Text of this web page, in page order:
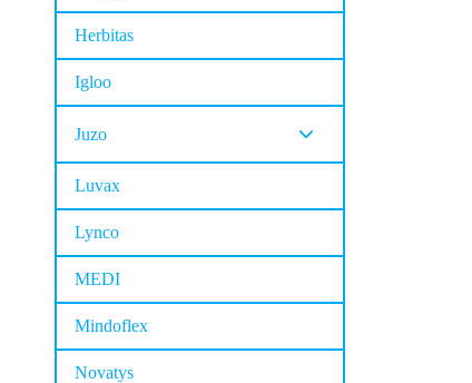
Herbitas
Igloo
Juzo
Luvax
Lynco
MEDI
Mindoflex
Novatys